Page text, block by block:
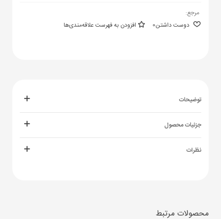
مرجع:
دوست داشتن0 افزودن به فهرست علاقه‌مندی‌ها
توضیحات
جزئیات محصول
نظرات
محصولات مرتبط